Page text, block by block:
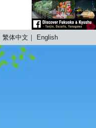
繁体中文 English